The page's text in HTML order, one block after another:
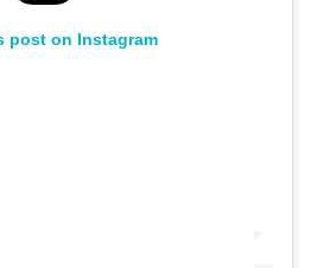
post on Instagram